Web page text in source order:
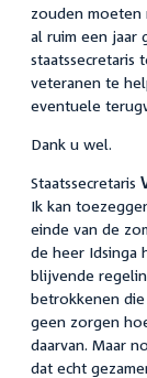
zouden moeten
al ruim een jaar
staatssecretaris
veteranen te
eventuele
Dank u wel.
Staatssecretaris
Ik kan
einde van de
de heer Idsinga
blijvende
betrokkenen
geen zorgen
daarvan. Maar
dat echt